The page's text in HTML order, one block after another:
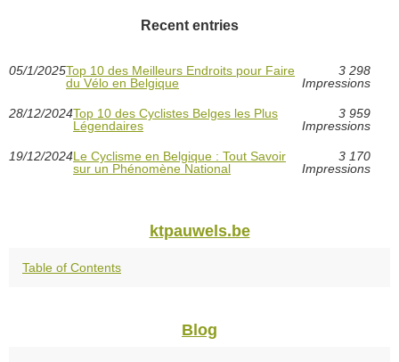
Recent entries
05/1/2025Top 10 des Meilleurs Endroits pour Faire
du Vélo en Belgique
3 298
Impressions
28/12/2024Top 10 des Cyclistes Belges les Plus
Légendaires
3 959
Impressions
19/12/2024Le Cyclisme en Belgique : Tout Savoir
sur un Phénomène National
3 170
Impressions
ktpauwels.be
Table of Contents
Blog